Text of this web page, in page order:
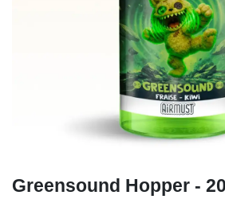
Greensound Hopper -